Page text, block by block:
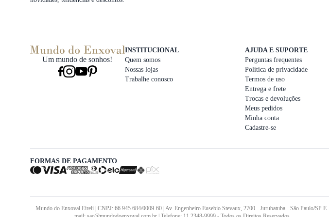
Um mundo de sonhos!
INSTITUCIONAL
Quem somos
Nossas lojas
Trabalhe conosco
AJUDA E SUPORTE
Perguntas frequentes
Política de privacidade
Termos de uso
Entrega e frete
Trocas e devoluções
Meus pedidos
Minha conta
Cadastre-se
FORMAS DE PAGAMENTO
Mundo do Enxoval Eireli | CNPJ: 66.945.684/0009-60 | Av. Engenheiro Eusebio Stevaux, 2700 - Jurubatuba - São Paulo/SP E-